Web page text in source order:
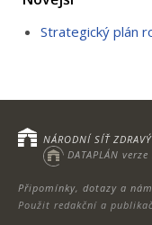
Strategický plán
Připomínky, dotazy a
Použit redakční a
NÁRODNÍ SÍŤ
DATAPLÁN